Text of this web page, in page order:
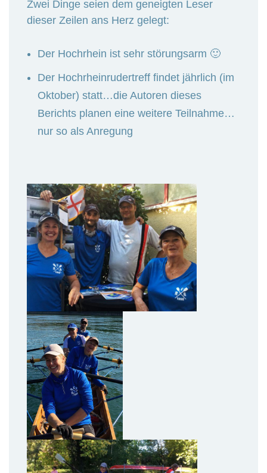
Zwei Dinge seien dem geneigten Leser
dieser Zeilen ans Herz gelegt:
Der Hochrhein ist sehr störungsarm 🙂
Der Hochrheinrudertreff findet jährlich (im
Oktober) statt…die Autoren dieses
Berichts planen eine weitere Teilnahme…
nur so als Anregung